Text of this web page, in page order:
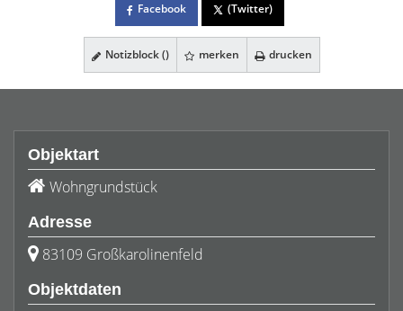
Facebook (Twitter)
Notizblock () merken drucken
Objektart
Wohngrundstück
Adresse
83109 Großkarolinenfeld
Objektdaten